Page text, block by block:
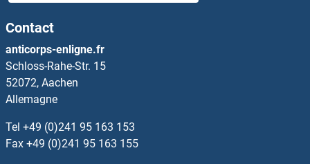
GFER Kits ELISA
GFM1 Kits ELISA
GFM2 Kits ELISA
GFOD2 Kits ELISA
Contact
anticorps-enligne.fr
Schloss-Rahe-Str. 15
52072, Aachen
Allemagne
Tel +49 (0)241 95 163 153
Fax +49 (0)241 95 163 155